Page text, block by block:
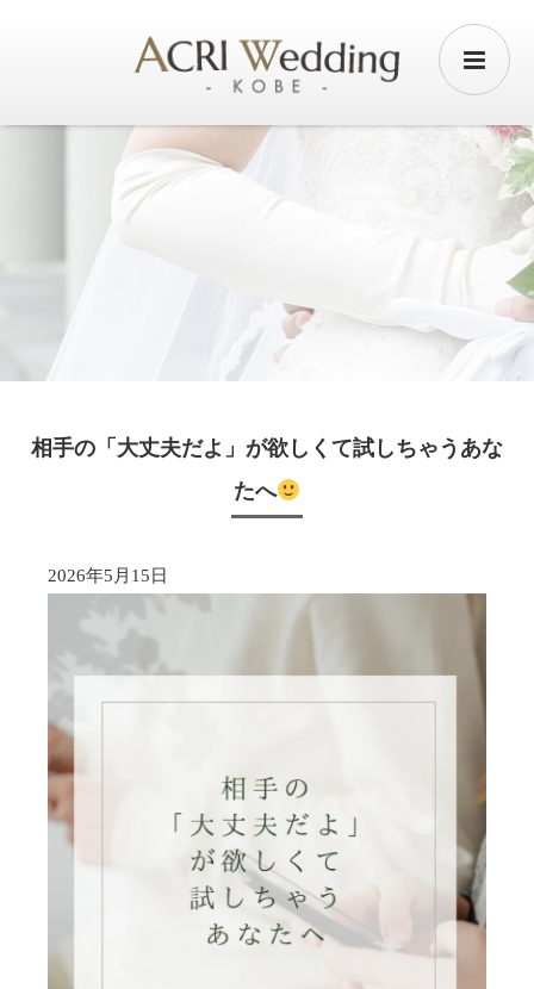
相手の「大丈夫だよ」が欲しくて試しちゃうあな
たへ
2026年5月15日